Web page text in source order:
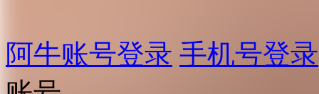
阿牛账号登录 手机号登录